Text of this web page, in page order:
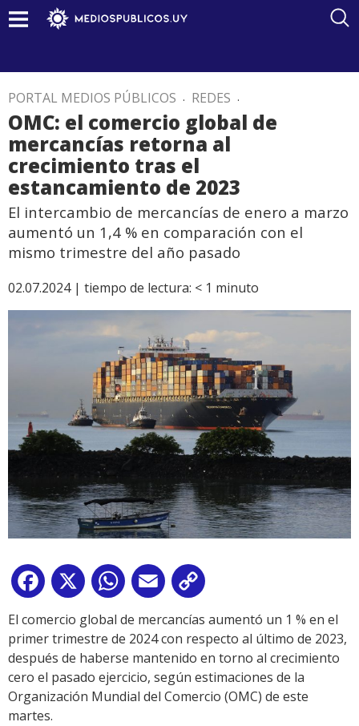
PORTAL MEDIOS PÚBLICOS . REDES .
OMC: el comercio global de
mercancías retorna al
crecimiento tras el
estancamiento de 2023
El intercambio de mercancías de enero a marzo
aumentó un 1,4 % en comparación con el
mismo trimestre del año pasado
02.07.2024 | tiempo de lectura: < 1 minuto
Facebook
X WhatsApp
Email
Link
El comercio global de mercancías aumentó un 1 % en el
primer trimestre de 2024 con respecto al último de 2023,
después de haberse mantenido en torno al crecimiento
cero el pasado ejercicio, según estimaciones de la
Organización Mundial del Comercio (OMC) de este
martes.